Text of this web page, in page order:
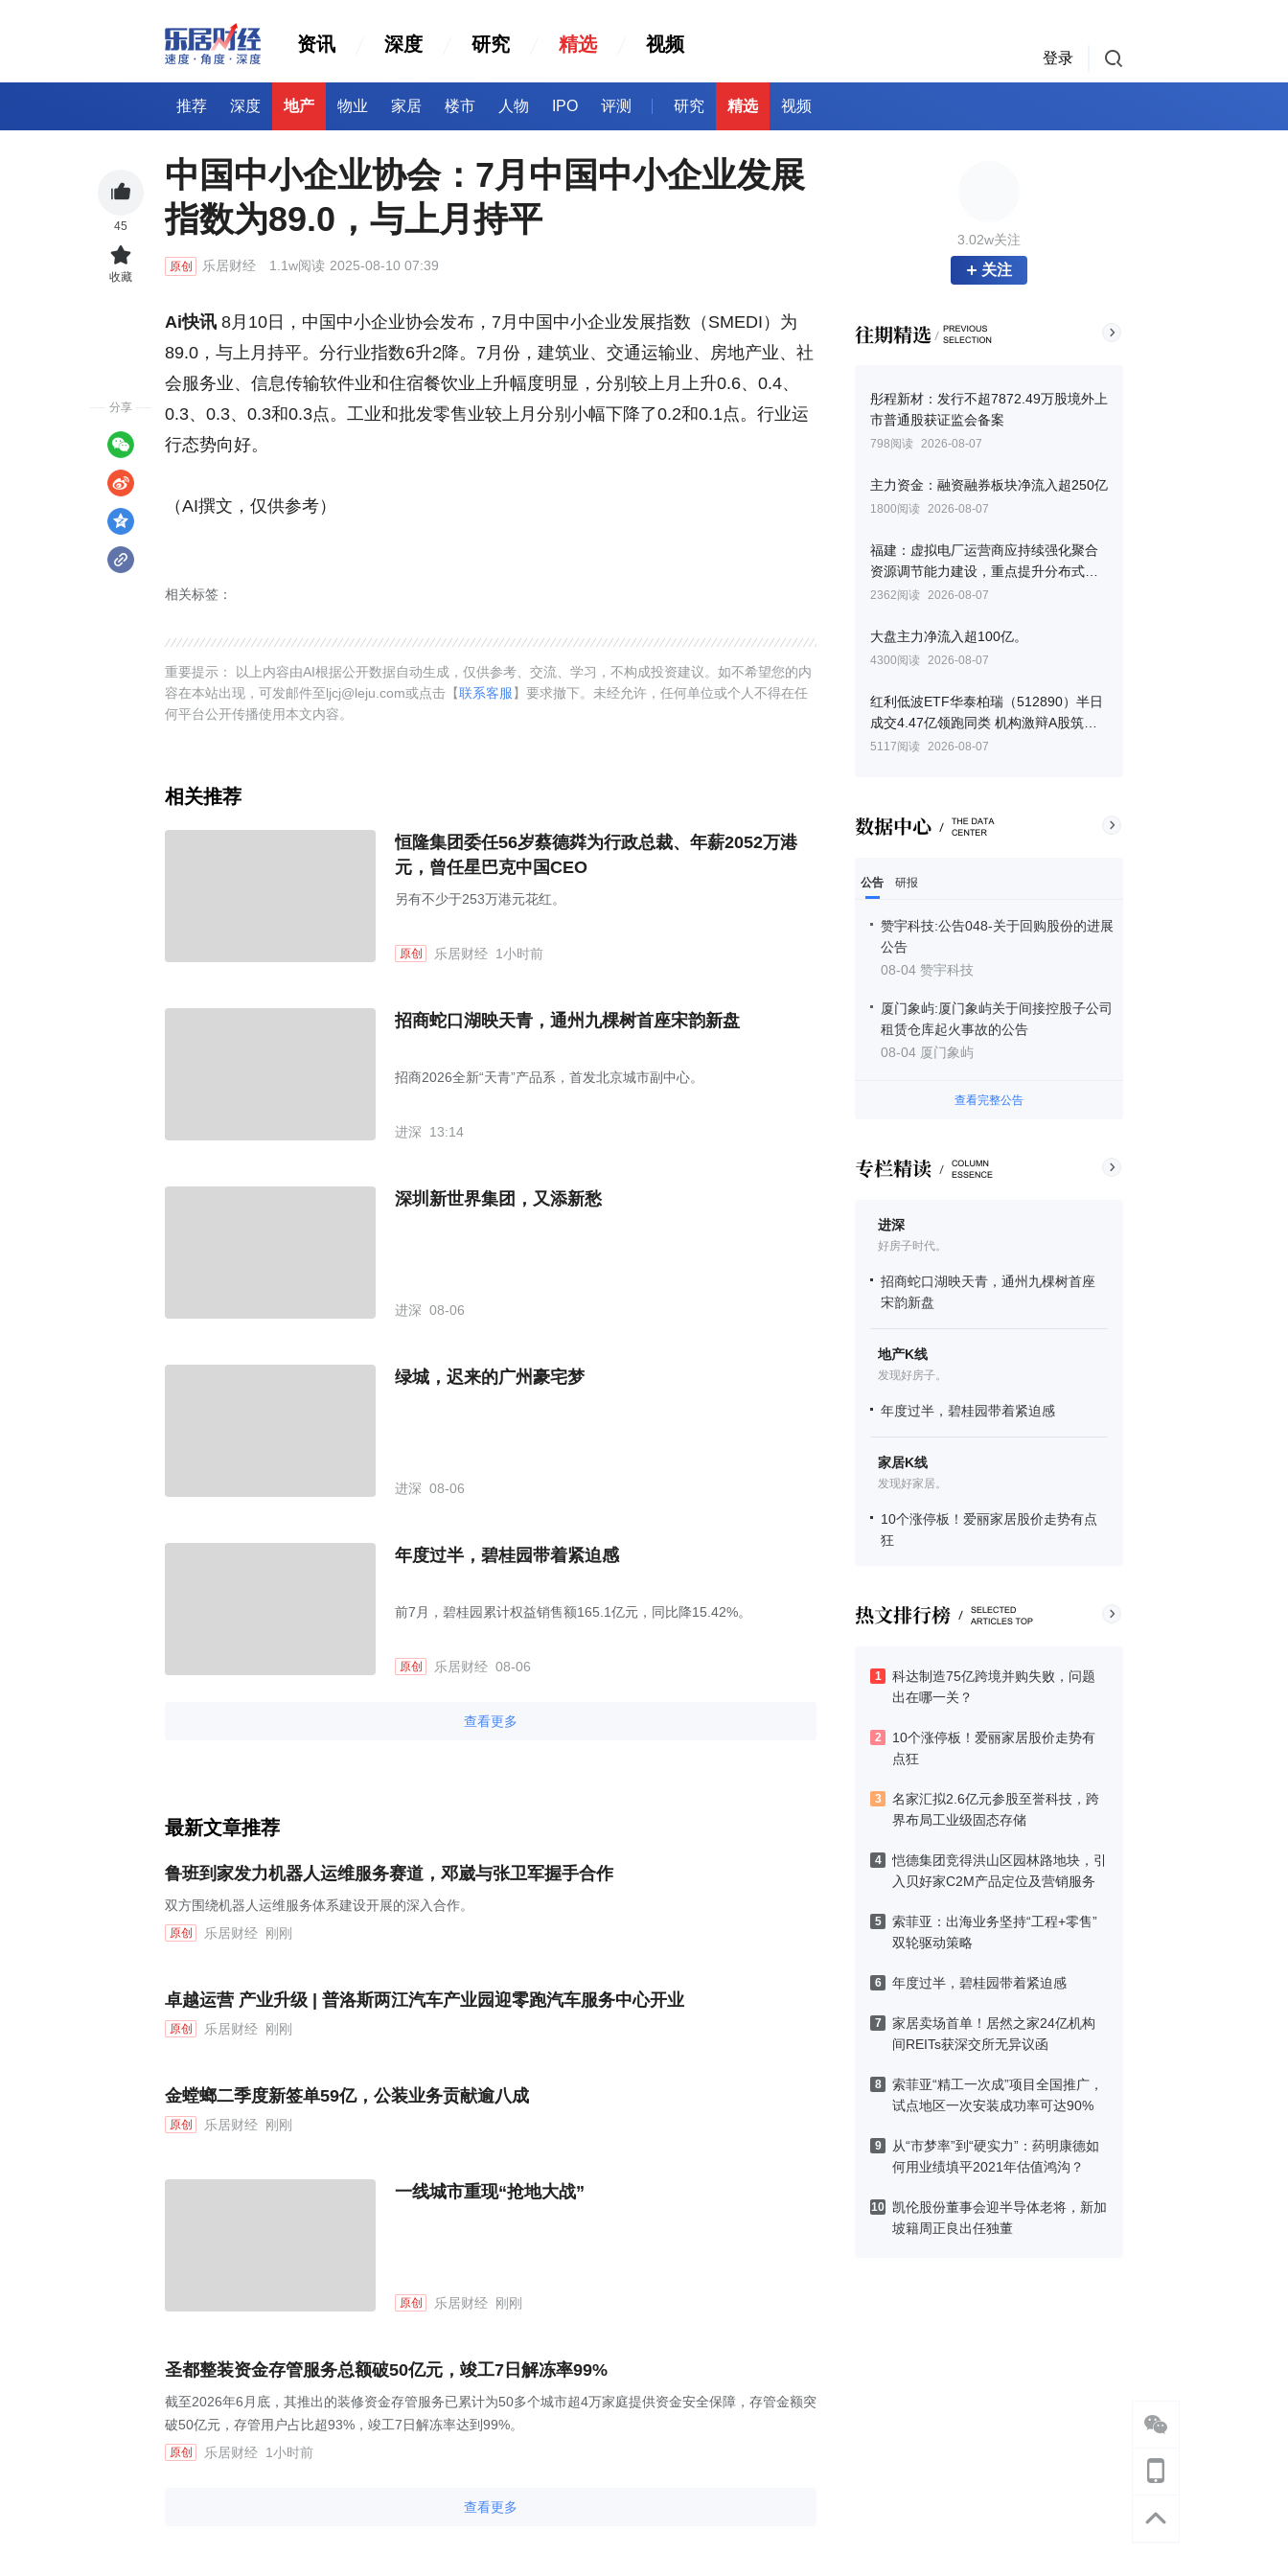
资讯 深度 研究 精选 视频
登录
推荐 深度 地产 物业 家居 楼市 人物 IPO 评测 研究 精选 视频
3.02w关注
关注
彤程新材：发行不超7872.49万股境外上
市普通股获证监会备案
798阅读 2026-08-07
主力资金：融资融券板块净流入超250亿
1800阅读 2026-08-07
福建：虚拟电厂运营商应持续强化聚合
资源调节能力建设，重点提升分布式电
源、储能的精准调控水平
2362阅读 2026-08-07
大盘主力净流入超100亿。
4300阅读 2026-08-07
红利低波ETF华泰柏瑞（512890）半日
成交4.47亿领跑同类 机构激辩A股筑底
期
5117阅读 2026-08-07
公告 研报
赞宇科技:公告048-关于回购股份的进展
公告
08-04 赞宇科技
厦门象屿:厦门象屿关于间接控股子公司
租赁仓库起火事故的公告
08-04 厦门象屿
查看完整公告
进深
好房子时代。
招商蛇口湖映天青，通州九棵树首座
宋韵新盘
地产K线
发现好房子。
年度过半，碧桂园带着紧迫感
家居K线
发现好家居。
10个涨停板！爱丽家居股价走势有点
狂
1
科达制造75亿跨境并购失败，问题
出在哪一关？
2
10个涨停板！爱丽家居股价走势有
点狂
3
名家汇拟2.6亿元参股至誉科技，跨
界布局工业级固态存储
4
恺德集团竞得洪山区园林路地块，引
入贝好家C2M产品定位及营销服务
5
索菲亚：出海业务坚持“工程+零售”
双轮驱动策略
6 年度过半，碧桂园带着紧迫感
7
家居卖场首单！居然之家24亿机构
间REITs获深交所无异议函
8
索菲亚“精工一次成”项目全国推广，
试点地区一次安装成功率可达90%
9
从“市梦率”到“硬实力”：药明康德如
何用业绩填平2021年估值鸿沟？
10 凯伦股份董事会迎半导体老将，新加
坡籍周正良出任独董
中国中小企业协会：7月中国中小企业发展
指数为89.0，与上月持平
原创 乐居财经 1.1w阅读 2025-08-10 07:39
Ai快讯 8月10日，中国中小企业协会发布，7月中国中小企业发展指数（SMEDI）为
89.0，与上月持平。分行业指数6升2降。7月份，建筑业、交通运输业、房地产业、社
会服务业、信息传输软件业和住宿餐饮业上升幅度明显，分别较上月上升0.6、0.4、
0.3、0.3、0.3和0.3点。工业和批发零售业较上月分别小幅下降了0.2和0.1点。行业运
行态势向好。
（AI撰文，仅供参考）
相关标签：
重要提示： 以上内容由AI根据公开数据自动生成，仅供参考、交流、学习，不构成投资建议。如不希望您的内
容在本站出现，可发邮件至ljcj@leju.com或点击【联系客服】要求撤下。未经允许，任何单位或个人不得在任
何平台公开传播使用本文内容。
相关推荐
恒隆集团委任56岁蔡德粦为行政总裁、年薪2052万港
元，曾任星巴克中国CEO
另有不少于253万港元花红。
原创 乐居财经 1小时前
招商蛇口湖映天青，通州九棵树首座宋韵新盘
招商2026全新“天青”产品系，首发北京城市副中心。
进深 13:14
深圳新世界集团，又添新愁
进深 08-06
绿城，迟来的广州豪宅梦
进深 08-06
年度过半，碧桂园带着紧迫感
前7月，碧桂园累计权益销售额165.1亿元，同比降15.42%。
原创 乐居财经 08-06
查看更多
最新文章推荐
鲁班到家发力机器人运维服务赛道，邓崴与张卫军握手合作
双方围绕机器人运维服务体系建设开展的深入合作。
原创 乐居财经 刚刚
卓越运营 产业升级 | 普洛斯两江汽车产业园迎零跑汽车服务中心开业
原创 乐居财经 刚刚
金螳螂二季度新签单59亿，公装业务贡献逾八成
原创 乐居财经 刚刚
一线城市重现“抢地大战”
原创 乐居财经 刚刚
圣都整装资金存管服务总额破50亿元，竣工7日解冻率99%
截至2026年6月底，其推出的装修资金存管服务已累计为50多个城市超4万家庭提供资金安全保障，存管金额突
破50亿元，存管用户占比超93%，竣工7日解冻率达到99%。
原创 乐居财经 1小时前
查看更多
45
收藏
分享